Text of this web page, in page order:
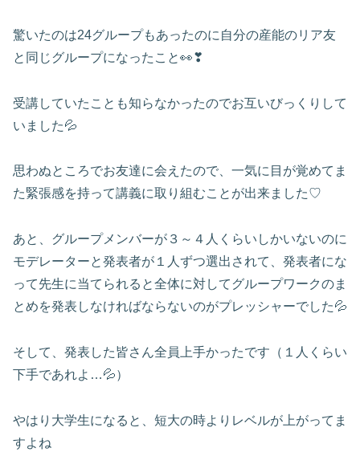
驚いたのは24グループもあったのに自分の産能のリア友
と同じグループになったこと👀❣
受講していたことも知らなかったのでお互いびっくりして
いました💦
思わぬところでお友達に会えたので、一気に目が覚めてま
た緊張感を持って講義に取り組むことが出来ました♡
あと、グループメンバーが３～４人くらいしかいないのに
モデレーターと発表者が１人ずつ選出されて、発表者にな
って先生に当てられると全体に対してグループワークのま
とめを発表しなければならないのがプレッシャーでした💦
そして、発表した皆さん全員上手かったです（１人くらい
下手であれよ…💦）
やはり大学生になると、短大の時よりレベルが上がってま
すよね